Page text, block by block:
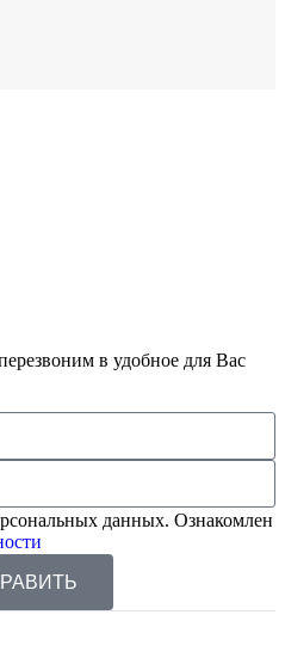
в удобное для Вас
данных. Ознакомлен